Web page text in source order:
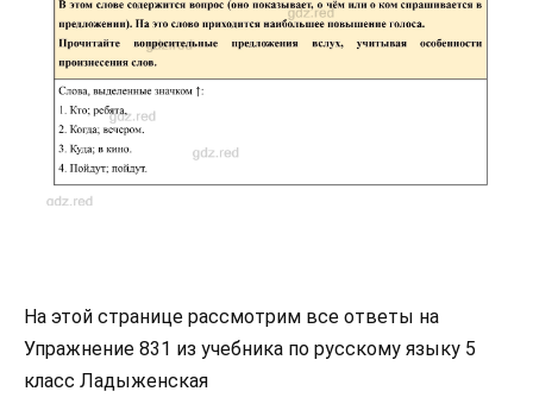
На этой странице рассмотрим все ответы на
Упражнение 831 из учебника по русскому языку 5
класс Ладыженская